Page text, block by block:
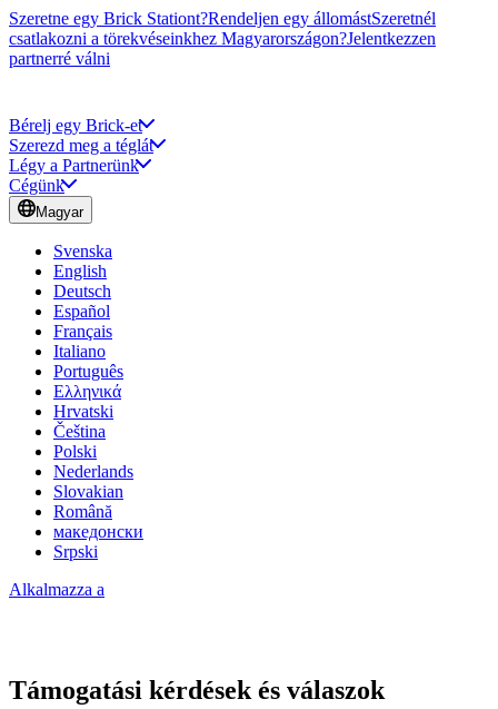
Szeretne egy Brick Stationt?Rendeljen egy állomástSzeretnél
csatlakozni a törekvéseinkhez Magyarországon?Jelentkezzen
partnerré válni
Bérelj egy Brick-et
Szerezd meg a téglát
Légy a Partnerünk
Cégünk
Magyar
Svenska
English
Deutsch
Español
Français
Italiano
Português
Ελληνικά
Hrvatski
Čeština
Polski
Nederlands
Slovakian
Română
македонски
Srpski
Alkalmazza a
Támogatási kérdések és válaszok